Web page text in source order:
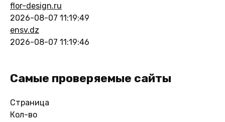
flor-design.ru
2026-08-07 11:19:49
ensv.dz
2026-08-07 11:19:46
Самые проверяемые сайты
Страница
Кол-во